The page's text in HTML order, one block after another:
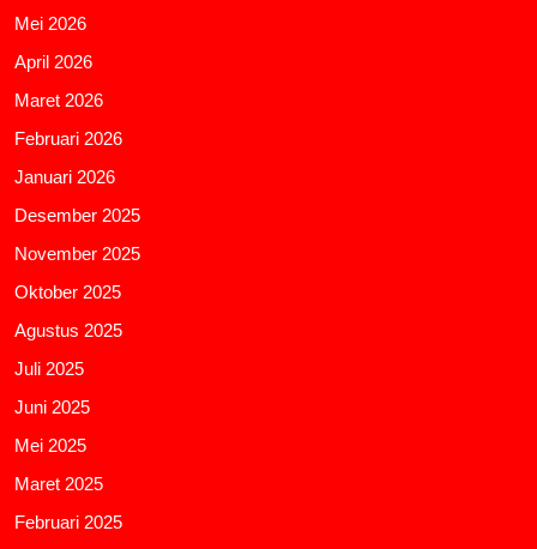
Mei 2026
April 2026
Maret 2026
Februari 2026
Januari 2026
Desember 2025
November 2025
Oktober 2025
Agustus 2025
Juli 2025
Juni 2025
Mei 2025
Maret 2025
Februari 2025